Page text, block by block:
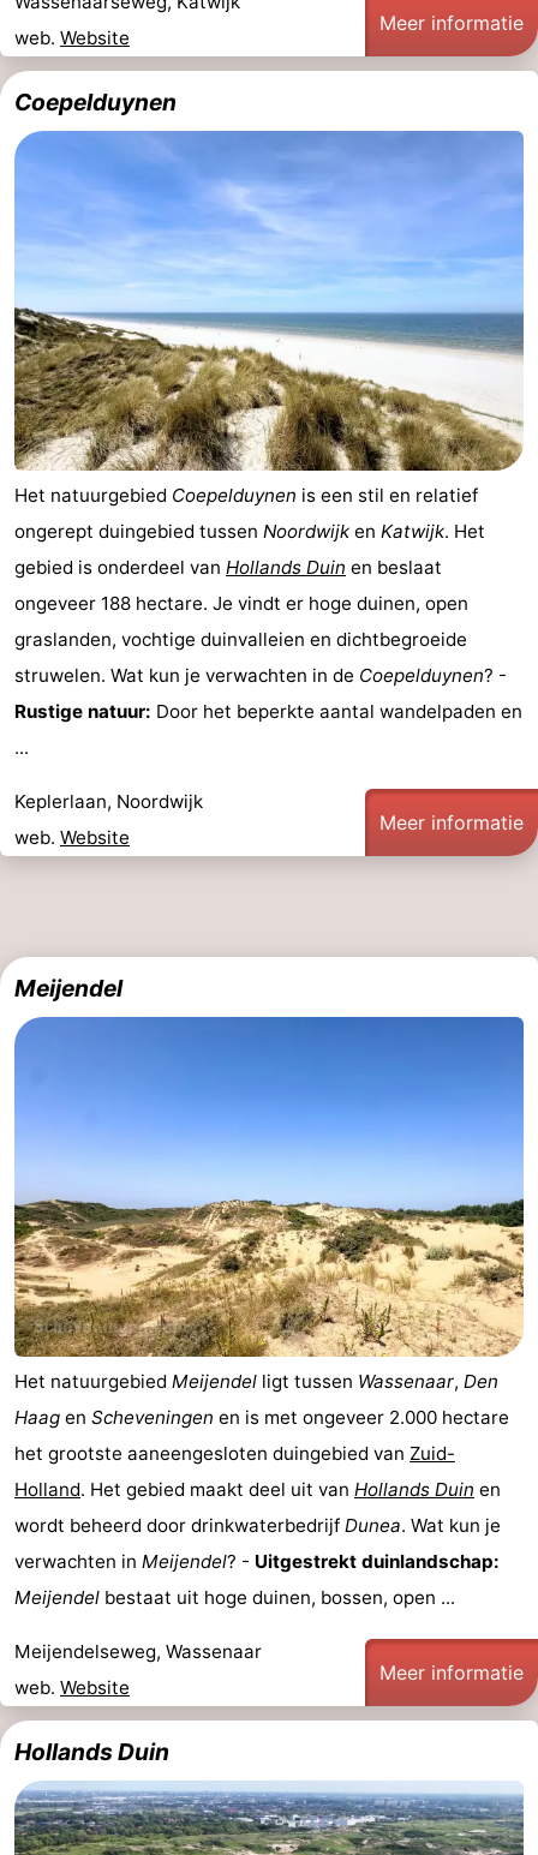
web. Website
Meer informatie
Coepelduynen
Het natuurgebied Coepelduynen is een stil en relatief
ongerept duingebied tussen Noordwijk en Katwijk. Het
gebied is onderdeel van Hollands Duin en beslaat
ongeveer 188 hectare. Je vindt er hoge duinen, open
graslanden, vochtige duinvalleien en dichtbegroeide
struwelen. Wat kun je verwachten in de Coepelduynen? -
Rustige natuur: Door het beperkte aantal wandelpaden en
...
Keplerlaan, Noordwijk
web. Website
Meer informatie
Meijendel
Het natuurgebied Meijendel ligt tussen Wassenaar, Den
Haag en Scheveningen en is met ongeveer 2.000 hectare
het grootste aaneengesloten duingebied van Zuid-
Holland. Het gebied maakt deel uit van Hollands Duin en
wordt beheerd door drinkwaterbedrijf Dunea. Wat kun je
verwachten in Meijendel? - Uitgestrekt duinlandschap:
Meijendel bestaat uit hoge duinen, bossen, open ...
Meijendelseweg, Wassenaar
web. Website
Meer informatie
Hollands Duin